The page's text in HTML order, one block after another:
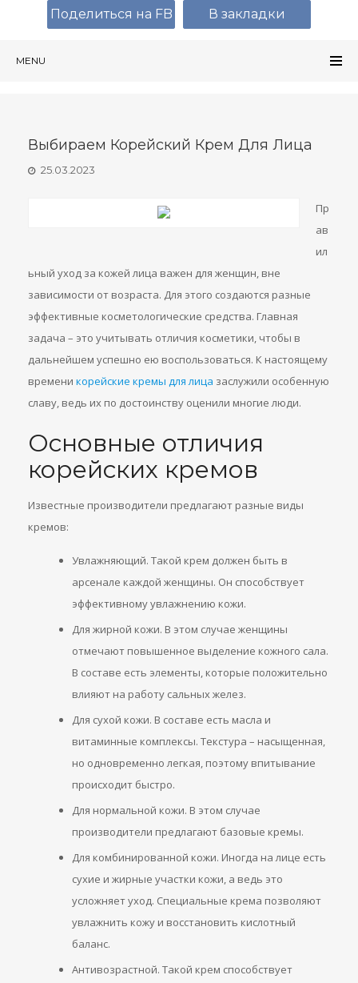
MENU
Выбираем Корейский Крем Для Лица
25.03.2023
Пр
ав
ил
ьный уход за кожей лица важен для женщин, вне
зависимости от возраста. Для этого создаются разные
эффективные косметологические средства. Главная
задача – это учитывать отличия косметики, чтобы в
дальнейшем успешно ею воспользоваться. К настоящему
времени корейские кремы для лица заслужили особенную
славу, ведь их по достоинству оценили многие люди.
Основные отличия
корейских кремов
Известные производители предлагают разные виды
кремов:
Увлажняющий. Такой крем должен быть в
арсенале каждой женщины. Он способствует
эффективному увлажнению кожи.
Для жирной кожи. В этом случае женщины
отмечают повышенное выделение кожного сала.
В составе есть элементы, которые положительно
влияют на работу сальных желез.
Для сухой кожи. В составе есть масла и
витаминные комплексы. Текстура – насыщенная,
но одновременно легкая, поэтому впитывание
происходит быстро.
Для нормальной кожи. В этом случае
производители предлагают базовые кремы.
Для комбинированной кожи. Иногда на лице есть
сухие и жирные участки кожи, а ведь это
усложняет уход. Специальные крема позволяют
увлажнить кожу и восстановить кислотный
баланс.
Антивозрастной. Такой крем способствует
Поделиться на FB В закладки